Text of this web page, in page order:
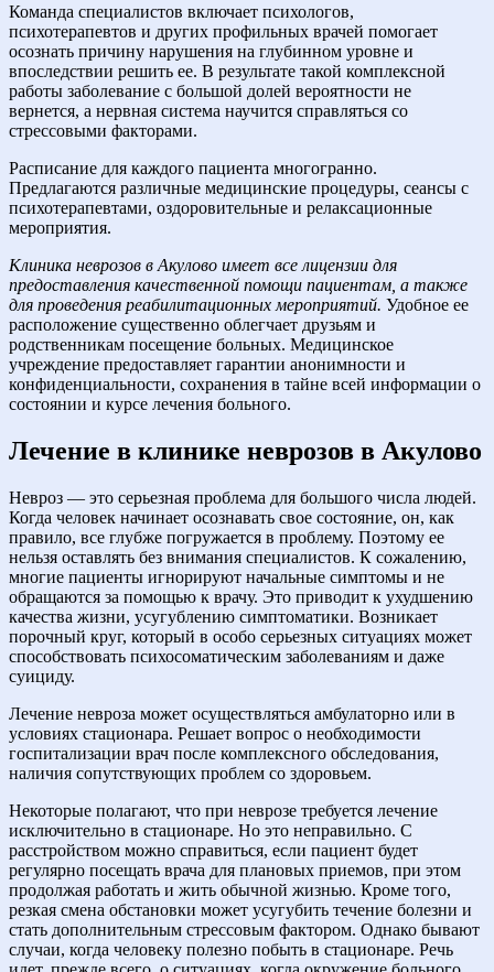
Команда специалистов включает психологов,
психотерапевтов и других профильных врачей помогает
осознать причину нарушения на глубинном уровне и
впоследствии решить ее. В результате такой комплексной
работы заболевание с большой долей вероятности не
вернется, а нервная система научится справляться со
стрессовыми факторами.
Расписание для каждого пациента многогранно.
Предлагаются различные медицинские процедуры, сеансы с
психотерапевтами, оздоровительные и релаксационные
мероприятия.
Клиника неврозов в Акулово имеет все лицензии для
предоставления качественной помощи пациентам, а также
для проведения реабилитационных мероприятий. Удобное ее
расположение существенно облегчает друзьям и
родственникам посещение больных. Медицинское
учреждение предоставляет гарантии анонимности и
конфиденциальности, сохранения в тайне всей информации о
состоянии и курсе лечения больного.
Лечение в клинике неврозов в Акулово
Невроз — это серьезная проблема для большого числа людей.
Когда человек начинает осознавать свое состояние, он, как
правило, все глубже погружается в проблему. Поэтому ее
нельзя оставлять без внимания специалистов. К сожалению,
многие пациенты игнорируют начальные симптомы и не
обращаются за помощью к врачу. Это приводит к ухудшению
качества жизни, усугублению симптоматики. Возникает
порочный круг, который в особо серьезных ситуациях может
способствовать психосоматическим заболеваниям и даже
суициду.
Лечение невроза может осуществляться амбулаторно или в
условиях стационара. Решает вопрос о необходимости
госпитализации врач после комплексного обследования,
наличия сопутствующих проблем со здоровьем.
Некоторые полагают, что при неврозе требуется лечение
исключительно в стационаре. Но это неправильно. С
расстройством можно справиться, если пациент будет
регулярно посещать врача для плановых приемов, при этом
продолжая работать и жить обычной жизнью. Кроме того,
резкая смена обстановки может усугубить течение болезни и
стать дополнительным стрессовым фактором. Однако бывают
случаи, когда человеку полезно побыть в стационаре. Речь